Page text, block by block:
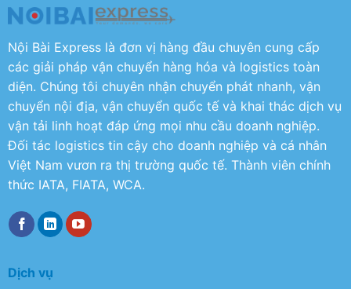
Nội Bài Express là đơn vị hàng đầu chuyên cung cấp
các giải pháp vận chuyển hàng hóa và logistics toàn
diện. Chúng tôi chuyên nhận chuyển phát nhanh, vận
chuyển nội địa, vận chuyển quốc tế và khai thác dịch vụ
vận tải linh hoạt đáp ứng mọi nhu cầu doanh nghiệp.
Đối tác logistics tin cậy cho doanh nghiệp và cá nhân
Việt Nam vươn ra thị trường quốc tế. Thành viên chính
thức IATA, FIATA, WCA.
Dịch vụ